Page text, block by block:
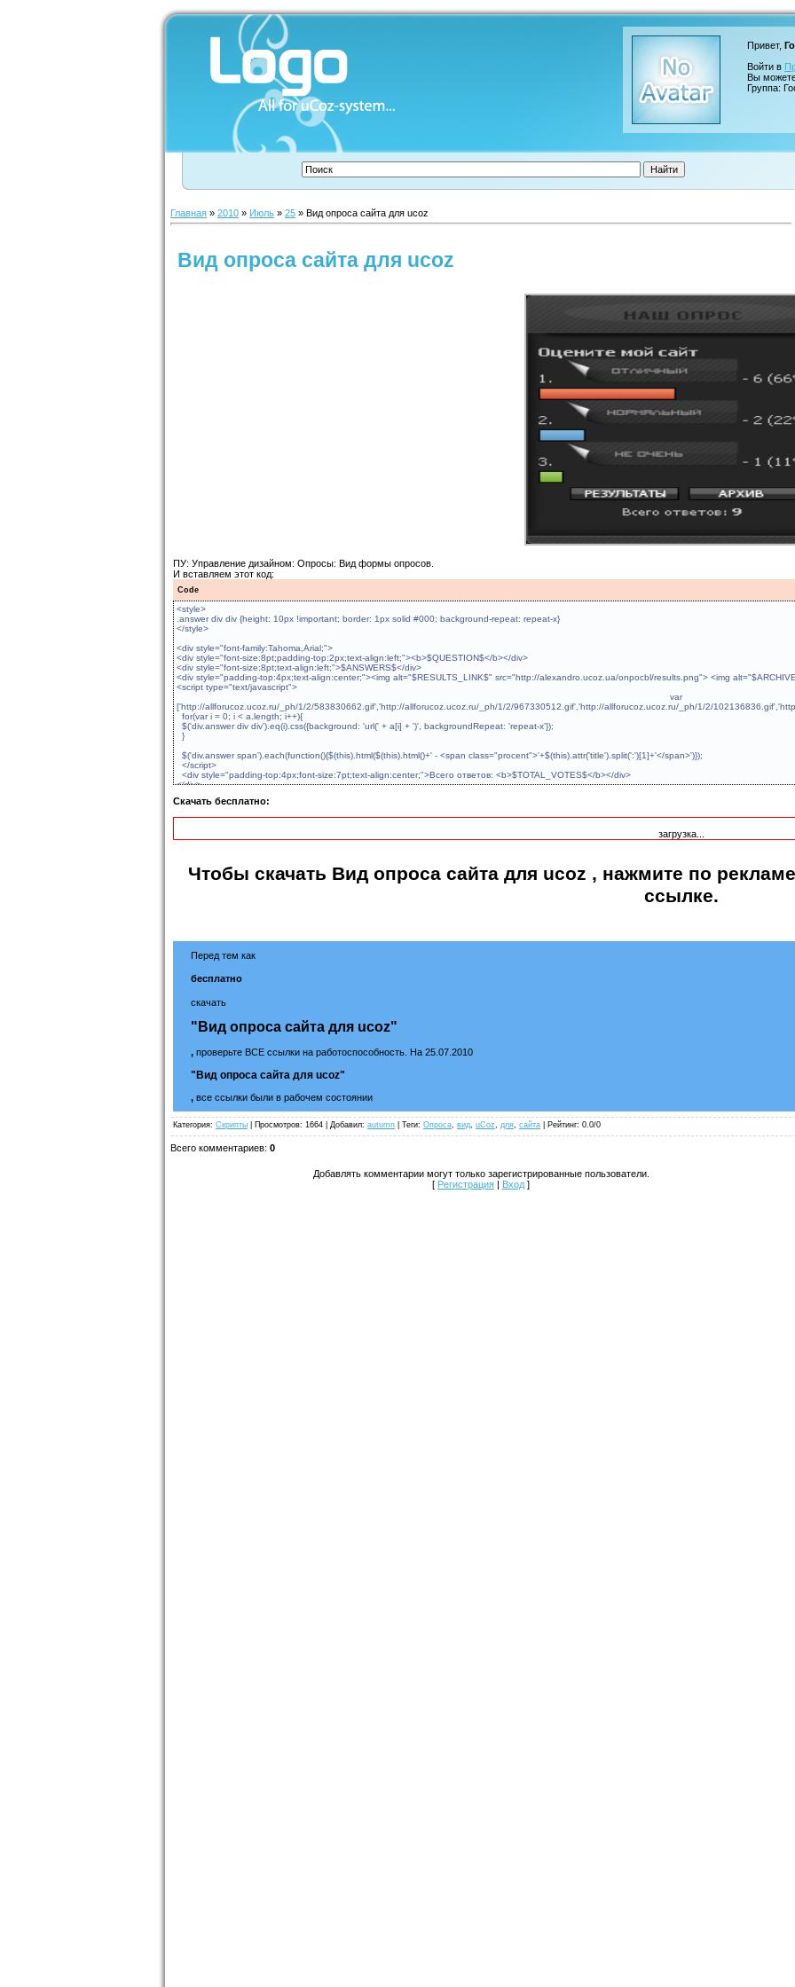
Привет,
Войти в
Вы
Группа:
Главная » 2010 » Июль » 25 » Вид опроса сайта для ucoz
Вид опроса сайта для ucoz
ПУ: Управление дизайном: Опросы: Вид формы опросов.
И вставляем этот код:
Code
<style>
.answer div div {height: 10px !important; border: 1px solid #000; background-repeat: repeat-x}
</style>
<div style="font-family:Tahoma,Arial;">
<div style="font-size:8pt;padding-top:2px;text-align:left;"><b>$QUESTION$</b></div>
<div style="font-size:8pt;text-align:left;">$ANSWERS$</div>
<div style="padding-top:4px;text-align:center;"><img alt="$RESULTS_LINK$" src="http://alexandro.ucoz.ua/onpocbl/results.png"> <img
<script type="text/javascript">
var
['http://allforucoz.ucoz.ru/_ph/1/2/583830662.gif','http://allforucoz.ucoz.ru/_ph/1/2/967330512.gif','http://allforucoz.ucoz.ru/_ph/1/2/
for(var i = 0; i < a.length; i++){
$('div.answer div div').eq(i).css({background: 'url(' + a[i] + ')', backgroundRepeat: 'repeat-x'});
}
$('div.answer span').each(function(){$(this).html($(this).html()+' - <span class="procent">'+$(this).attr('title').split(':')[1]+'</span>')});
</script>
<div style="padding-top:4px;font-size:7pt;text-align:center;">Всего ответов: <b>$TOTAL_VOTES$</b></div>
</div>
Скачать бесплатно:
загрузка...
Чтобы скачать Вид опроса сайта для ucoz , нажмите по
ссылке.
Перед тем как
бесплатно
скачать
"Вид опроса сайта для ucoz"
, проверьте ВСЕ ссылки на работоспособность. На 25.07.2010
"Вид опроса сайта для ucoz"
, все ссылки были в рабочем состоянии
Категория: Скрипты Просмотров: 1664 | Добавил: autumn | Теги: Опроса вид uCoz для сайта Рейтинг: 0.0/0
Всего комментариев: 0
Добавлять комментарии могут только зарегистрированные пользователи.
[ Регистрация | Вход ]